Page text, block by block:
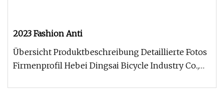
2023 Fashion Anti
Übersicht Produktbeschreibung Detaillierte Fotos
Firmenprofil Hebei Dingsai Bicycle Industry Co.,